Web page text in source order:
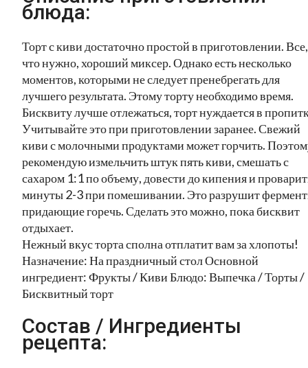
блюда:
Торт с киви достаточно простой в приготовлении. Все,
что нужно, хороший миксер. Однако есть несколько
моментов, которыми не следует пренебрегать для
лучшего результата. Этому торту необходимо время.
Бисквиту лучше отлежаться, торт нуждается в
Учитывайте это при приготовлении заранее. Свежий
киви с молочными продуктами может горчить.
рекомендую измельчить штук пять киви, смешать с
сахаром 1:1 по объему, довести до кипения и
минуты 2-3 при помешивании. Это разрушит
придающие горечь. Сделать это можно, пока бисквит
отдыхает.
Нежный вкус торта сполна отплатит вам за хлопоты!
Назначение: На праздничный стол Основной
ингредиент: Фрукты / Киви Блюдо: Выпечка / Торты /
Бисквитный торт
Состав / Ингредиенты
рецепта: